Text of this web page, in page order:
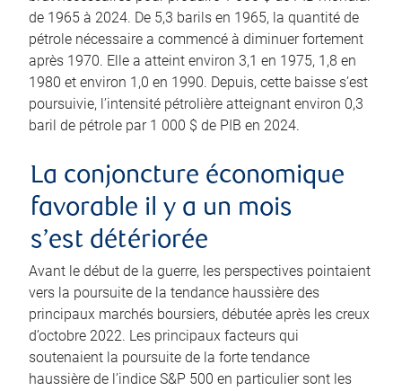
de 1965 à 2024. De 5,3 barils en 1965, la quantité de
pétrole nécessaire a commencé à diminuer fortement
après 1970. Elle a atteint environ 3,1 en 1975, 1,8 en
1980 et environ 1,0 en 1990. Depuis, cette baisse s’est
poursuivie, l’intensité pétrolière atteignant environ 0,3
baril de pétrole par 1 000 $ de PIB en 2024.
La conjoncture économique
favorable il y a un mois
s’est détériorée
Avant le début de la guerre, les perspectives pointaient
vers la poursuite de la tendance haussière des
principaux marchés boursiers, débutée après les creux
d’octobre 2022. Les principaux facteurs qui
soutenaient la poursuite de la forte tendance
haussière de l’indice S&P 500 en particulier sont les